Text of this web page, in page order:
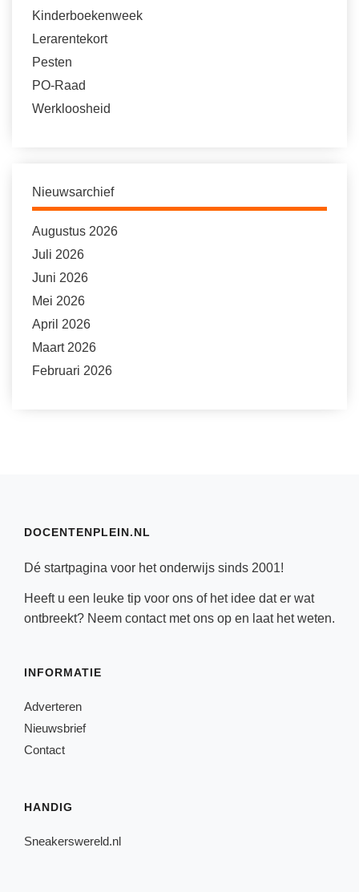
Kinderboekenweek
Lerarentekort
Pesten
PO-Raad
Werkloosheid
Nieuwsarchief
Augustus 2026
Juli 2026
Juni 2026
Mei 2026
April 2026
Maart 2026
Februari 2026
DOCENTENPLEIN.NL
Dé startpagina voor het onderwijs sinds 2001!
Heeft u een leuke tip voor ons of het idee dat er wat
ontbreekt? Neem contactmet ons op en laat het weten.
INFORMATIE
Adverteren
Nieuwsbrief
Contact
HANDIG
Sneakerswereld.nl